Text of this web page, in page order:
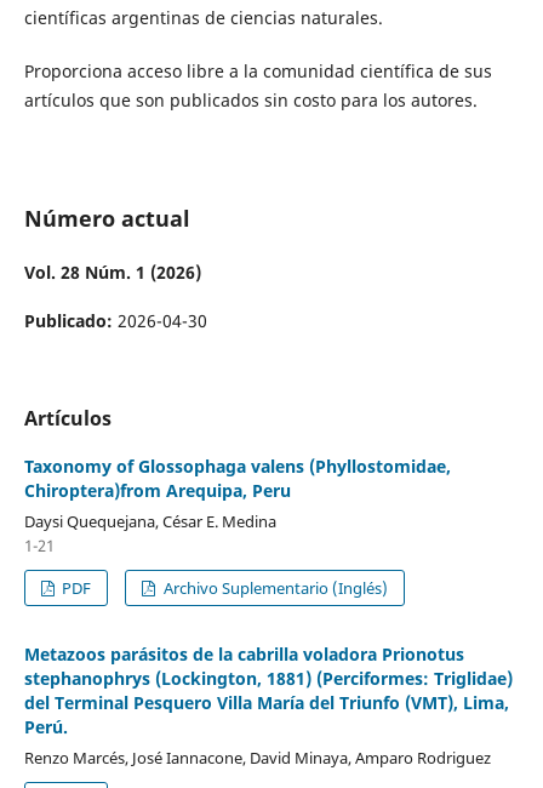
científicas argentinas de ciencias naturales.
Proporciona acceso libre a la comunidad científica de sus
artículos que son publicados sin costo para los autores.
Número actual
Vol. 28 Núm. 1 (2026)
Publicado: 2026-04-30
Artículos
Taxonomy of Glossophaga valens (Phyllostomidae,
Chiroptera)from Arequipa, Peru
Daysi Quequejana, César E. Medina
1-21
PDF
Archivo Suplementario (Inglés)
Metazoos parásitos de la cabrilla voladora Prionotus
stephanophrys (Lockington, 1881) (Perciformes: Triglidae)
del Terminal Pesquero Villa María del Triunfo (VMT), Lima,
Perú.
Renzo Marcés, José Iannacone, David Minaya, Amparo Rodriguez